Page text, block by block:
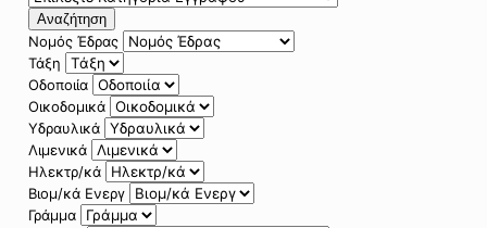
Αναζήτηση
Νομός Έδρας
Τάξη
Οδοποιία
Οικοδομικά
Υδραυλικά
Λιμενικά
Ηλεκτρ/κά
Βιομ/κά Ενεργ
Γράμμα